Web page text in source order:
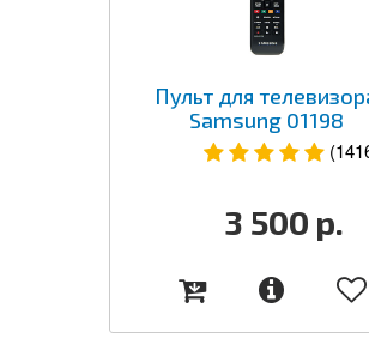
Пульт для
Samsung 01198
3 500 р.